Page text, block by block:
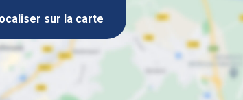
sur la carte